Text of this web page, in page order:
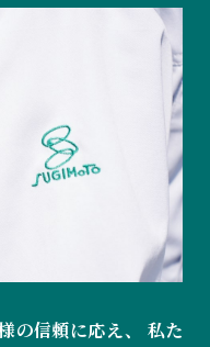
の信頼に応え、
私た